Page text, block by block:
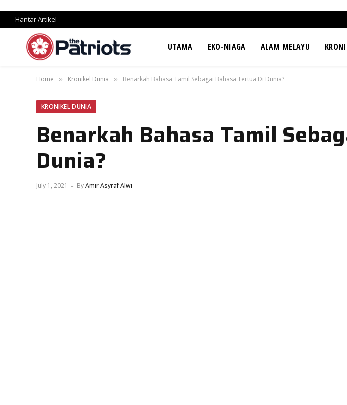
Hantar Artikel
UTAMA EKO-NIAGA ALAM MELAYU
Home » Kronikel Dunia » Benarkah Bahasa Tamil Sebagai Bahasa Tertua Di Dunia?
KRONIKEL DUNIA
Benarkah Bahasa Tamil
Dunia?
July 1, 2021 ByAmir Asyraf Alwi